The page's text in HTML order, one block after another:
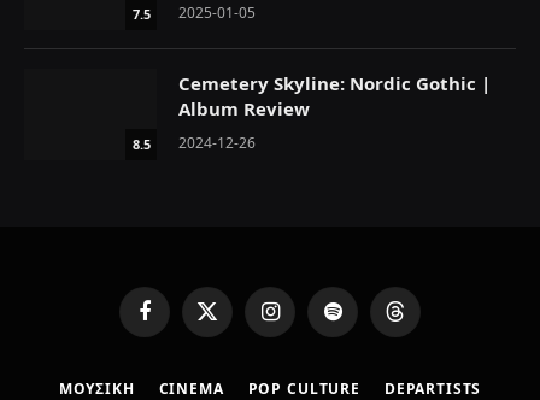
7.5 2025-01-05
8.5
Cemetery Skyline: Nordic Gothic |
Album Review
2024-12-26
F
X
w
I
t
S
t
T
e
ΜΟΥΣΙΚΗ CINEMA POP CULTURE DEPARTISTS